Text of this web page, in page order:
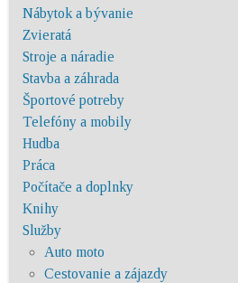
Nábytok a bývanie
Zvieratá
Stroje a náradie
Stavba a záhrada
Športové potreby
Telefóny a mobily
Hudba
Práca
Počítače a doplnky
Knihy
Služby
Auto moto
Cestovanie a zájazdy